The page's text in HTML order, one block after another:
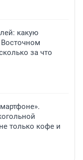
какую
Восточном
за что
только кофе и